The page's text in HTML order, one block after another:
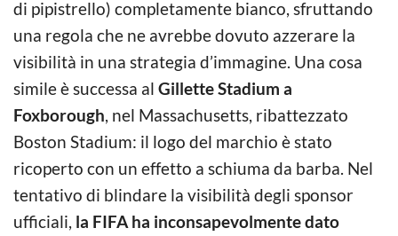
di pipistrello) completamente bianco, sfruttando
una regola che ne avrebbe dovuto azzerare la
visibilità in una strategia d’immagine. Una cosa
simile è successa al Gillette Stadium a
Foxborough, nel Massachusetts, ribattezzato
Boston Stadium: il logo del marchio è stato
ricoperto con un effetto a schiuma da barba. Nel
tentativo di blindare la visibilità degli sponsor
ufficiali, la FIFA ha inconsapevolmente dato